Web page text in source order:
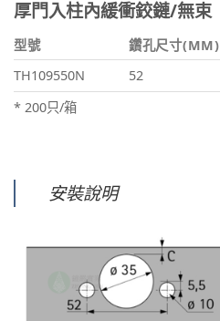
厚門入柱內緩衝鉸鏈/無束
型號 鑽孔尺寸(MM)
TH109550N
52
* 200只/箱
安裝說明